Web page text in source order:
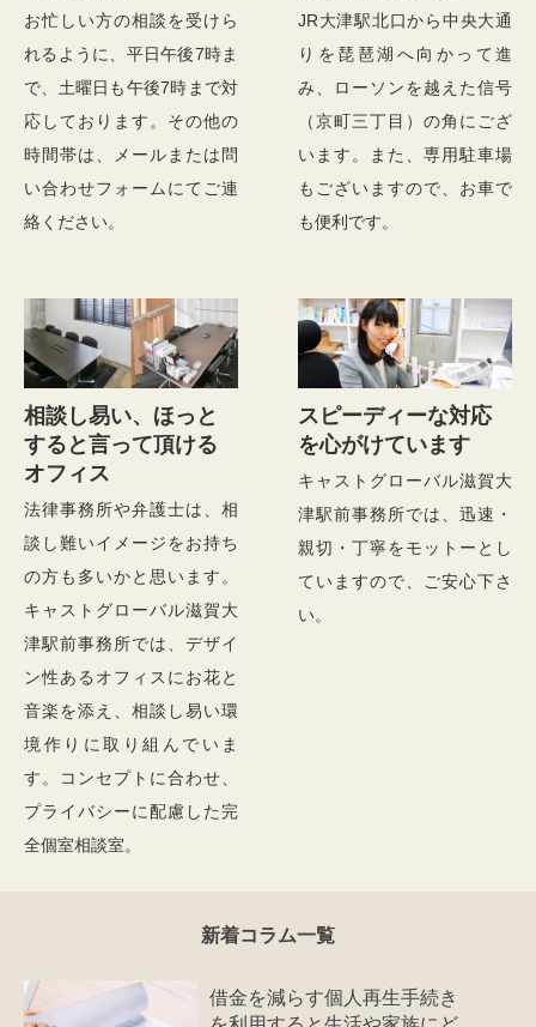
お忙しい方の相談を受けら
れるように、平日午後7時ま
で、土曜日も午後7時まで対
応しております。その他の
時間帯は、メールまたは問
い合わせフォームにてご連
絡ください。
JR大津駅北口から中央大通
りを琵琶湖へ向かって進
み、ローソンを越えた信号
（京町三丁目）の角にござ
います。また、専用駐車場
もございますので、お車で
も便利です。
相談し易い、ほっと
すると言って頂ける
オフィス
法律事務所や弁護士は、相
談し難いイメージをお持ち
の方も多いかと思います。
キャストグローバル滋賀大
津駅前事務所では、デザイ
ン性あるオフィスにお花と
音楽を添え、相談し易い環
境作りに取り組んでいま
す。コンセプトに合わせ、
プライバシーに配慮した完
全個室相談室。
スピーディーな対応
を心がけています
キャストグローバル滋賀大
津駅前事務所では、迅速・
親切・丁寧をモットーとし
ていますので、ご安心下さ
い。
新着コラム一覧
借金を減らす個人再生手続き